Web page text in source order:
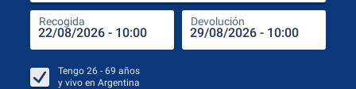
Recogida Devolución
Tengo 26 - 69 años
y vivo en Argentina